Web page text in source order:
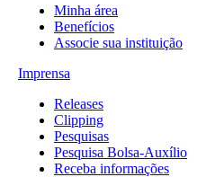
Minha área
Benefícios
Associe sua instituição
Imprensa
Releases
Clipping
Pesquisas
Pesquisa Bolsa-Auxílio
Receba informações